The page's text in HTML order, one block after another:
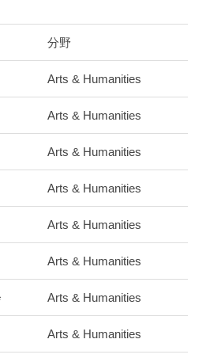
分野
Arts & Humanities
Arts & Humanities
Arts & Humanities
Arts & Humanities
Arts & Humanities
Arts & Humanities
Arts & Humanities
Arts & Humanities